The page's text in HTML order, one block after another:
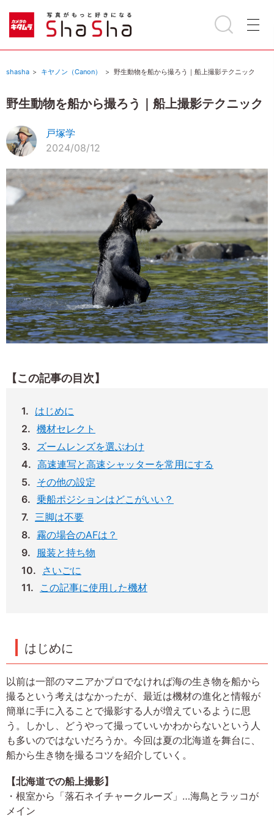
shasha キヤノン（Canon） 野生動物を船から撮ろう｜船上撮影テクニック
野生動物を船から撮ろう｜船上撮影テクニック
戸塚学
2024/08/12
【この記事の目次】
はじめに
機材セレクト
ズームレンズを選ぶわけ
高速連写と高速シャッターを常用にする
その他の設定
乗船ポジションはどこがいい？
三脚は不要
霧の場合のAFは？
服装と持ち物
さいごに
この記事に使用した機材
はじめに
以前は一部のマニアかプロでなければ海の生き物を船から
撮るという考えはなかったが、最近は機材の進化と情報が
簡単に手に入ることで撮影する人が増えているように思
う。しかし、どうやって撮っていいかわからないという人
も多いのではないだろうか。今回は夏の北海道を舞台に、
船から生き物を撮るコツを紹介していく。
【北海道での船上撮影】
・根室から「落石ネイチャークルーズ」…海鳥とラッコが
メイン